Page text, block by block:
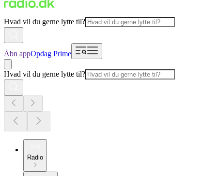
Hvad vil du gerne lytte til?
Åbn appOpdag Prime
Hvad vil du gerne lytte til?
Radio